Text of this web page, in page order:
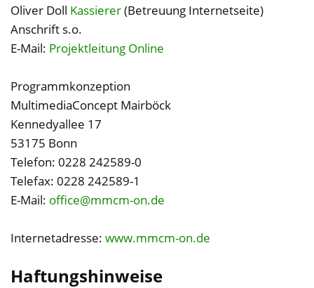
Oliver Doll Kassierer(Betreuung Internetseite)
Anschrift s.o.
E-Mail: Projektleitung Online
Programmkonzeption
MultimediaConcept Mairböck
Kennedyallee 17
53175 Bonn
Telefon: 0228 242589-0
Telefax: 0228 242589-1
E-Mail: office@mmcm-on.de
Internetadresse: www.mmcm-on.de
Haftungshinweise